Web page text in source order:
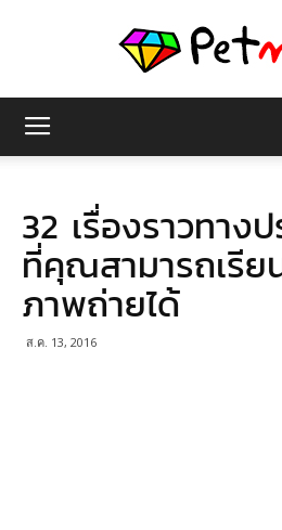
มายา
32 เรื่องราวทาง
ที่คุณสามารถเรีย
ภาพถ่ายได้
ส.ค. 13, 2016